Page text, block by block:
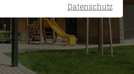
Datenschutz